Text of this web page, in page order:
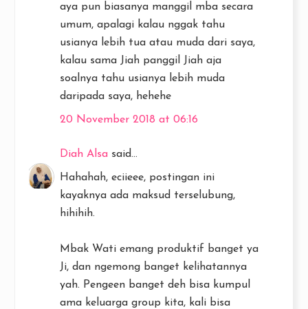
aya pun biasanya manggil mba secara
umum, apalagi kalau nggak tahu
usianya lebih tua atau muda dari saya,
kalau sama Jiah panggil Jiah aja
soalnya tahu usianya lebih muda
daripada saya, hehehe
20 November 2018 at 06:16
Diah Alsa said...
Hahahah, eciieee, postingan ini
kayaknya ada maksud terselubung,
hihihih.
Mbak Wati emang produktif banget ya
Ji, dan ngemong banget kelihatannya
yah. Pengeen banget deh bisa kumpul
ama keluarga group kita, kali bisa